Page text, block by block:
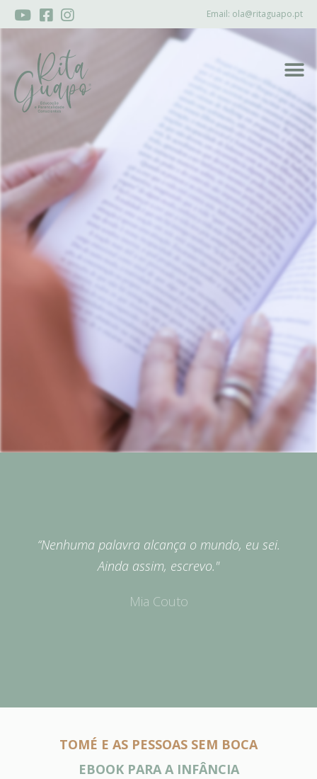
Email: ola@ritaguapo.pt
“Nenhuma palavra alcança o mundo, eu sei.
Ainda assim, escrevo."
Mia Couto
TOMÉ E AS PESSOAS SEM BOCA
EBOOK PARA A INFÂNCIA